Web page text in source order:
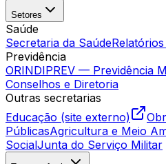
Setores
Saúde
Secretaria da Saúde
Previdência
ORINDIPREV — Previdência
Conselhos e Diretoria
Outras secretarias
Educação (site externo)
PúblicasAgricultura e Meio
SocialJunta do Serviço Militar